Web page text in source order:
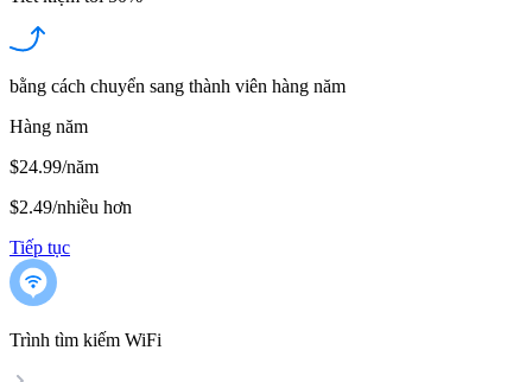
bằng cách chuyển sang thành viên hàng năm
Hàng năm
$24.99/năm
$2.49/nhiều hơn
Tiếp tục
Trình tìm kiếm WiFi